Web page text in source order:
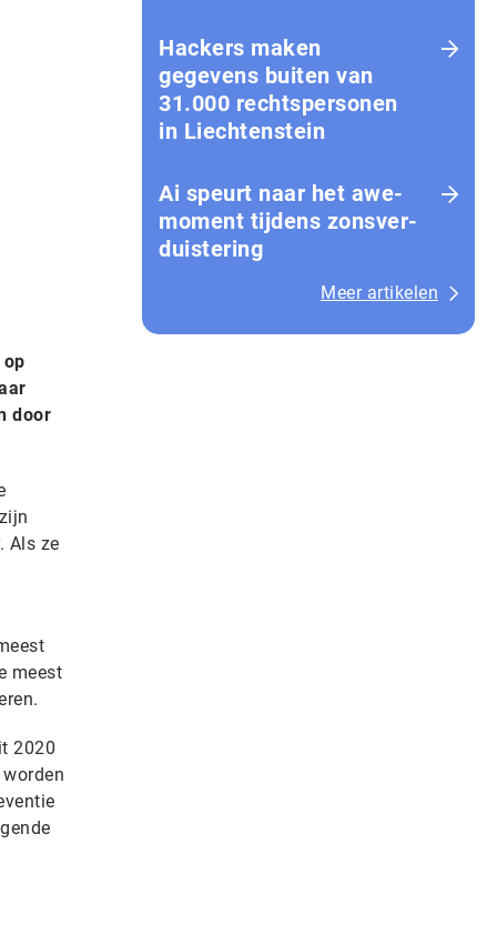
door
Als ze
meest
2020
Hackers maken
gegevens buiten van
31.000 rechtspersonen
in Liechtenstein
Ai speurt naar het awe-
moment tijdens zons­ver­
duis­te­ring
Meer artikelen